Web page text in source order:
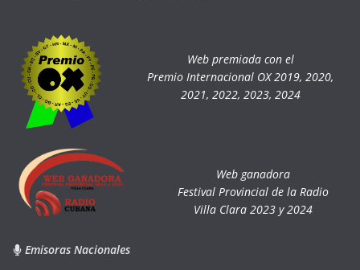
Web premiada con el
Premio Internacional OX 2019, 2020,
2021, 2022, 2023, 2024
Web ganadora
Festival Provincial de la Radio
Villa Clara 2023 y 2024
Emisoras Nacionales